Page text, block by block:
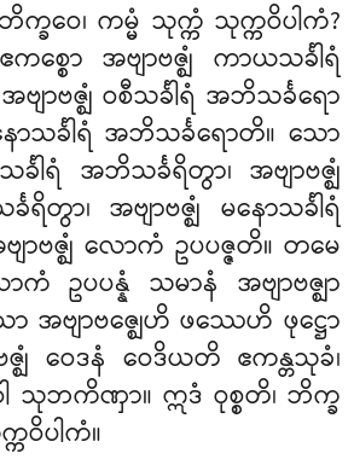
က္ခဝေ၊ ကမ္မံ သုက္ကံ သုက္ကဝိပါကံ?
စ္စော အဗျာဗဇ္ဈံ ကာယသင်္ခါရံ
ျာဗဇ္ဈံ ဝစီသင်္ခါရံ အဘိသင်္ခရော
ောသင်္ခါရံ အဘိသင်္ခရောတိ။ သော
ခါရံ အဘိသင်္ခရိတွာ၊ အဗျာဗဇ္ဈံ
ရိတွာ၊ အဗျာဗဇ္ဈံ မနောသင်္ခါရံ
ဗဇ္ဈံ လောကံ ဥပပဇ္ဇတိ။ တမေ
ကံ ဥပပန္နံ သမာနံ အဗျာဗဇ္ဈာ
အဗျာဗဇ္ဈေဟိ ဖဿေဟိ ဖုဋ္ဌော
ဇ္ဈံ ဝေဒနံ ဝေဒိယတိ ဧကန္တသုခံ၊
သုဘကိဏှာ။ ဣဒံ ဝုစ္စတိ၊ ဘိက္ခ
ကဝိပါကံ။